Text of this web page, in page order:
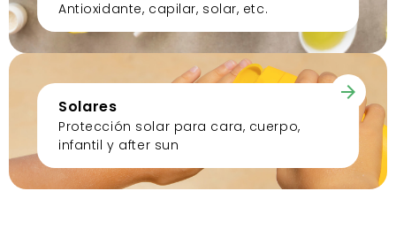
Antioxidante, capilar, solar, etc.
Solares
Protección solar para cara, cuerpo,
infantil y after sun